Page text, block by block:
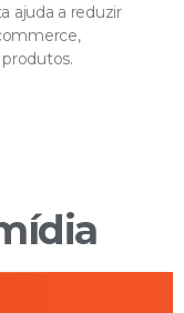
ajuda a reduzir